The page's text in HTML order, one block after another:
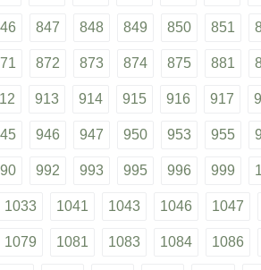
847 848 849 850 851
872 873 874 875 881
913 914 915 916 917
946 947 950 953 955
992 993 995 996 999
1033 1041 1043 1046 1047
1079 1081 1083 1084 1086